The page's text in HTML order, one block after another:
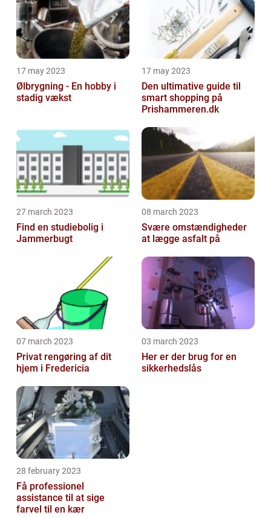
17 may 2023
Ølbrygning - En hobby i
stadig vækst
17 may 2023
Den ultimative guide til
smart shopping på
Prishammeren.dk
27 march 2023
Find en studiebolig i
Jammerbugt
08 march 2023
Svære omstændigheder
at lægge asfalt på
07 march 2023
Privat rengøring af dit
hjem i Fredericia
03 march 2023
Her er der brug for en
sikkerhedslås
28 february 2023
Få professionel
assistance til at sige
farvel til en kær